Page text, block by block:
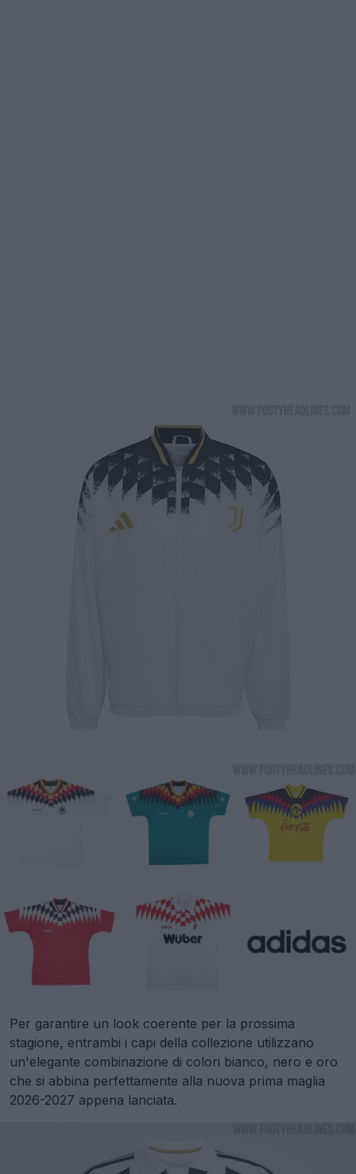
Per garantire un look coerente per la prossima
stagione, entrambi i capi della collezione utilizzano
un'elegante combinazione di colori bianco, nero e oro
che si abbina perfettamente alla nuova prima maglia
2026-2027 appena lanciata.